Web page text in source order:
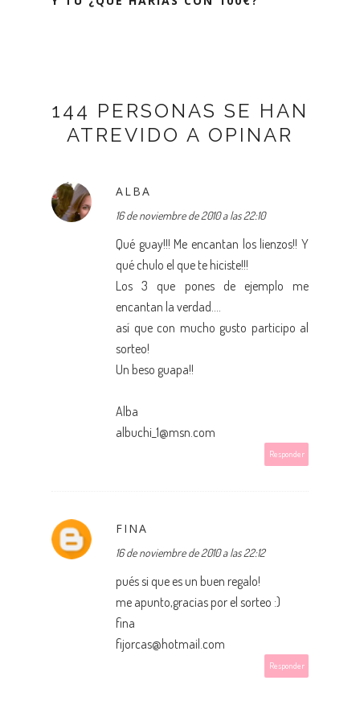
144 PERSONAS SE HAN
ATREVIDO A OPINAR
ALBA
16 de noviembre de 2010 a las 22:10
Qué guay!!! Me encantan los lienzos!! Y
qué chulo el que te hiciste!!!
Los 3 que pones de ejemplo me
encantan la verdad....
así que con mucho gusto participo al
sorteo!
Un beso guapa!!
Alba
albuchi_1@msn.com
Responder
FINA
16 de noviembre de 2010 a las 22:12
pués si que es un buen regalo!
me apunto,gracias por el sorteo :)
fina
fijorcas@hotmail.com
Responder